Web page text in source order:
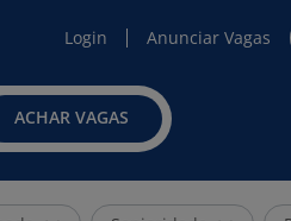
Login Anunciar Vagas
ACHAR VAGAS